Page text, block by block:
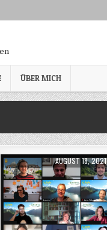
ÜBER MICH
PUBLISHED DATE:
AUGUST 18, 2021